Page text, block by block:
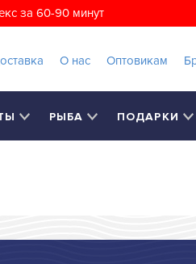
за 60-90 минут
О нас Оптовикам
РЫБА ПОДАРКИ